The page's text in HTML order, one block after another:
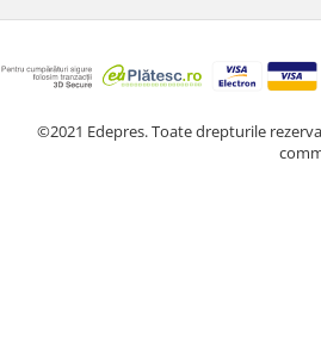
©2021 Edepres. Toate drepturile